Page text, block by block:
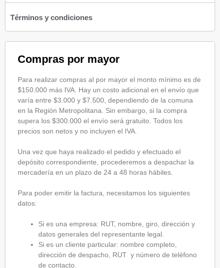
Términos y condiciones
Compras por mayor
Para realizar compras al por mayor el monto mínimo es de
$150.000 más IVA. Hay un costo adicional en el envío que
varía entre $3.000 y $7.500, dependiendo de la comuna
en la Región Metropolitana. Sin embargo, si la compra
supera los $300.000 el envío será gratuito. Todos los
precios son netos y no incluyen el IVA.
Una vez que haya realizado el pedido y efectuado el
depósito correspondiente, procederemos a despachar la
mercadería en un plazo de 24 a 48 horas hábiles.
Para poder emitir la factura, necesitamos los siguientes
datos:
Si es una empresa: RUT, nombre, giro, dirección y
datos generales del representante legal.
Si es un cliente particular: nombre completo,
dirección de despacho, RUT y número de teléfono
de contacto.